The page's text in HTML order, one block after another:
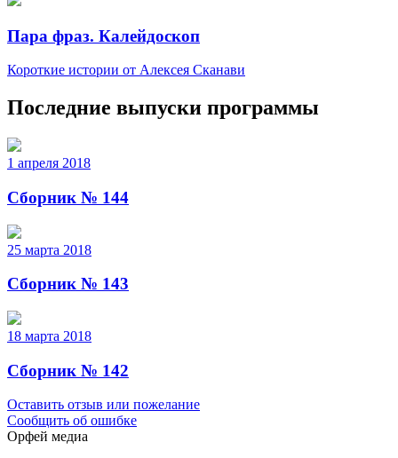
Пара фраз. Калейдоскоп
Короткие истории от Алексея Сканави
Последние выпуски программы
1 апреля 2018
Сборник № 144
25 марта 2018
Сборник № 143
18 марта 2018
Сборник № 142
Оставить отзыв или пожелание
Сообщить об ошибке
Орфей медиа